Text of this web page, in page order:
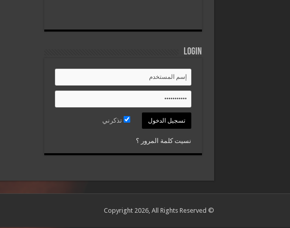
Login
تذكرني
نسيت كلمة المرور ؟
© Copyright 2026, All Rights Reserved